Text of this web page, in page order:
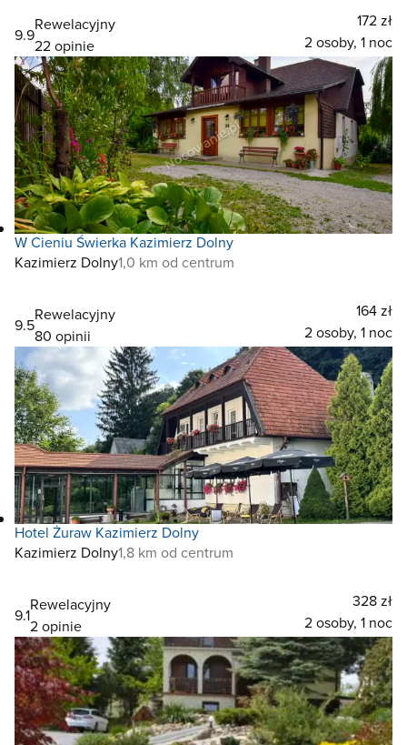
9.9
Rewelacyjny
22 opinie
172 zł
2 osoby, 1 noc
W Cieniu Świerka Kazimierz Dolny
Kazimierz Dolny1,0 km od centrum
9.5
Rewelacyjny
80 opinii
164 zł
2 osoby, 1 noc
Hotel Żuraw Kazimierz Dolny
Kazimierz Dolny1,8 km od centrum
9.1
Rewelacyjny
2 opinie
328 zł
2 osoby, 1 noc